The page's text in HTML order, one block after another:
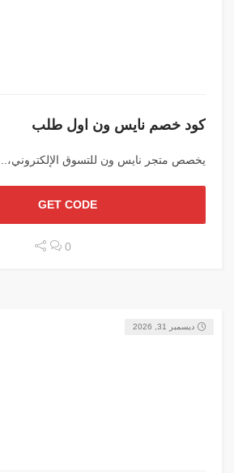
كود خصم نايس ون اول طلب
يخصص متجر نايس ون للتسوق الإلكتروني،...
GET CODE
0
ديسمبر 31, 2026